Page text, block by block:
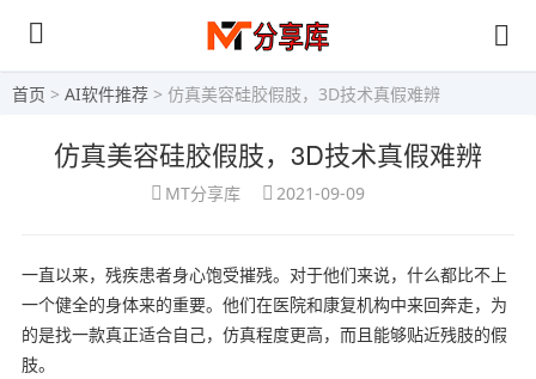
首页 > AI软件推荐 > 仿真美容硅胶假肢，3D技术真假难辨
仿真美容硅胶假肢，3D技术真假难辨
MT分享库 2021-09-09
一直以来，残疾患者身心饱受摧残。对于他们来说，什么都比不上
一个健全的身体来的重要。他们在医院和康复机构中来回奔走，为
的是找一款真正适合自己，仿真程度更高，而且能够贴近残肢的假
肢。